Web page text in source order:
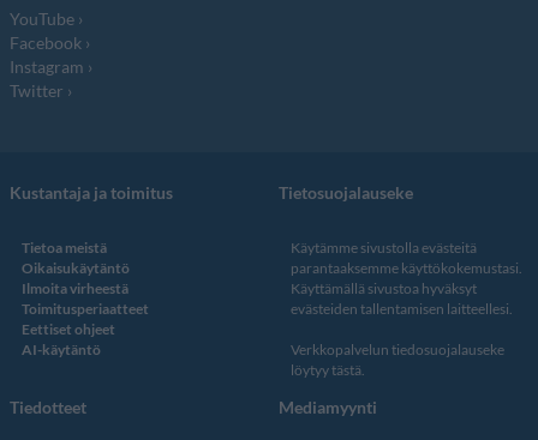
YouTube
Facebook
Instagram
Twitter
Kustantaja ja toimitus
Tietoa meistä
Oikaisukäytäntö
Ilmoita virheestä
Toimitusperiaatteet
Eettiset ohjeet
AI-käytäntö
Tietosuojalauseke
Käytämme sivustolla evästeitä
parantaaksemme käyttökokemustasi.
Käyttämällä sivustoa hyväksyt
evästeiden tallentamisen laitteellesi.
Verkkopalvelun tiedosuojalauseke
löytyy tästä.
Tiedotteet Mediamyynti